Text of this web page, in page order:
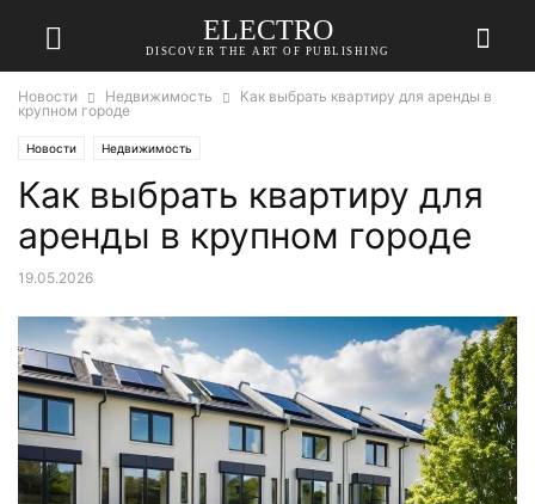
ELECTRO
DISCOVER THE ART OF PUBLISHING
Новости Недвижимость
Как выбрать квартиру для аренды в
крупном городе
Новости Недвижимость
Как выбрать квартиру для
аренды в крупном городе
19.05.2026